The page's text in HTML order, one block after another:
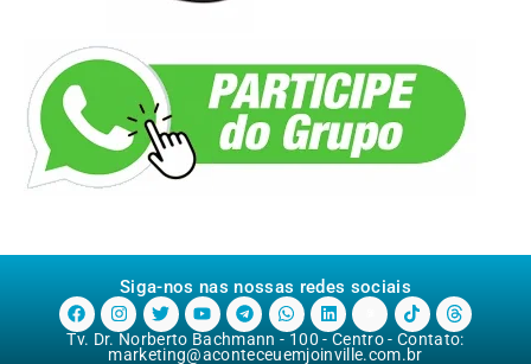
Siga-nos nas nossas redes sociais
Tv. Dr. Norberto Bachmann - 100 - Centro - Contato:
marketing@aconteceuemjoinville.com.br